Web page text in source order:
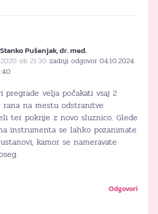
Pušenjak, dr. med.
ob 21:30 zadnji odgovor 04.10.2024
pregrade velja počakati vsaj 2
rana na mestu odstranitve
ter pokrije z novo sluznico. Glede
instrumenta se lahko pozanimate
kamor se nameravate
Odgovori